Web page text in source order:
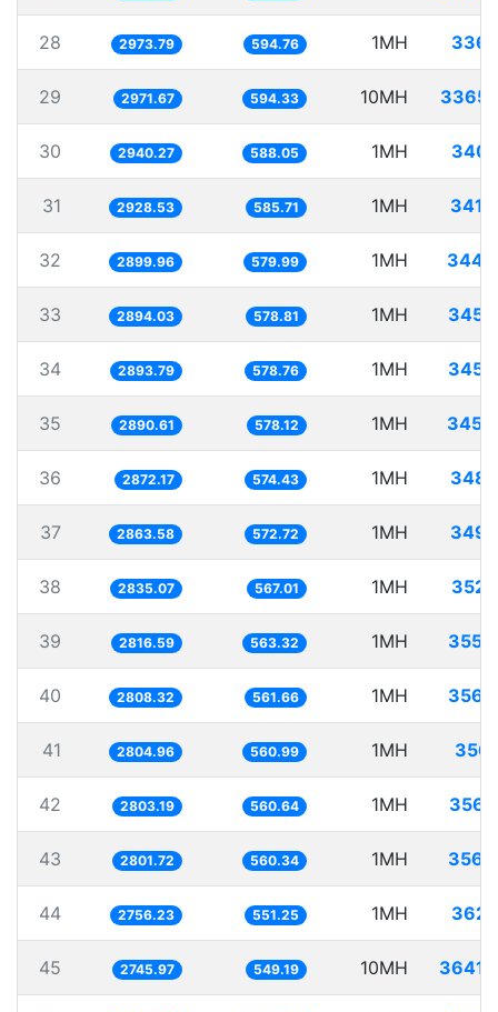
28 2973.79 594.76 1MH
29 2971.67 594.33 10MH
30 2940.27 588.05 1MH
31 2928.53 585.71 1MH
32 2899.96 579.99 1MH
33 2894.03 578.81 1MH
34 2893.79 578.76 1MH
35 2890.61 578.12 1MH
36 2872.17 574.43 1MH
37 2863.58 572.72 1MH
38 2835.07 567.01 1MH
39 2816.59 563.32 1MH
40 2808.32 561.66 1MH
41 2804.96 560.99 1MH
42 2803.19 560.64 1MH
43 2801.72 560.34 1MH
44 2756.23 551.25 1MH
45 2745.97 549.19 10MH